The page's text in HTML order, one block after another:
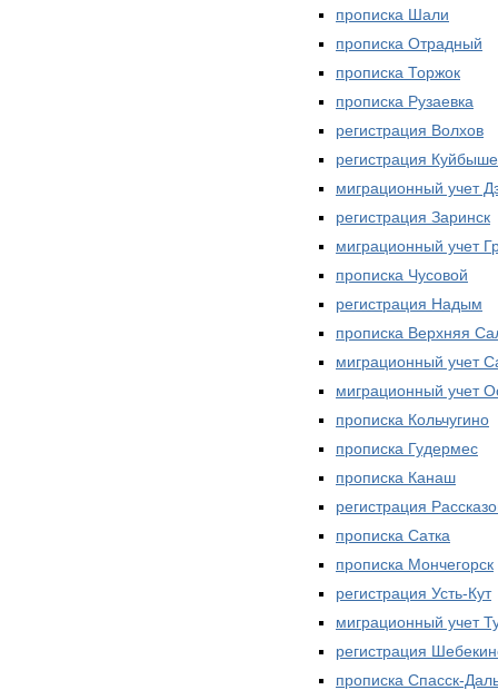
прописка Шали
прописка Отрадный
прописка Торжок
прописка Рузаевка
регистрация Волхов
регистрация
миграционный учет
регистрация Заринск
миграционный учет
прописка Чусовой
регистрация Надым
прописка Верхняя
миграционный учет
миграционный учет
прописка Кольчугино
прописка Гудермес
прописка Канаш
регистрация
прописка Сатка
прописка Мончегорск
регистрация Усть-Кут
миграционный учет
регистрация
прописка Спасск-